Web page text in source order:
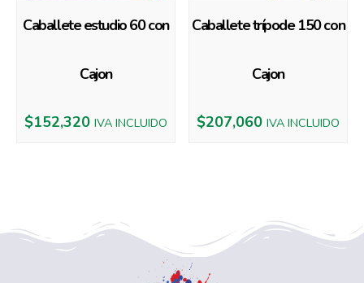
Caballete estudio 60 con
Cajon
$152,320 IVA INCLUIDO
Caballete trípode 150 con
Cajon
$207,060 IVA INCLUIDO